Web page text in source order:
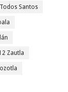
Santos
Zautla